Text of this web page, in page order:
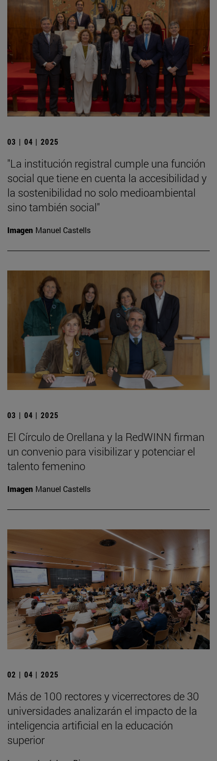
03 | 04 | 2025
"La institución registral cumple una función
social que tiene en cuenta la accesibilidad y
la sostenibilidad no solo medioambiental
sino también social"
Imagen Manuel Castells
03 | 04 | 2025
El Círculo de Orellana y la RedWINN firman
un convenio para visibilizar y potenciar el
talento femenino
Imagen Manuel Castells
02 | 04 | 2025
Más de 100 rectores y vicerrectores de 30
universidades analizarán el impacto de la
inteligencia artificial en la educación
superior